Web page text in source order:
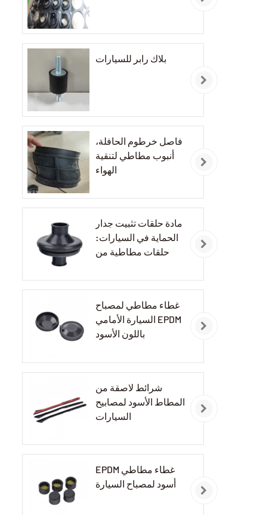
بلاك رابر للسيارات
فاصل خرطوم الحافلة،
أنبوب مطاطي لتنقية
الهواء
مادة حلقات تثبيت جدار
الحماية في السيارات:
حلقات مطاطية من
غطاء مطاطي لمصباح
السيارة الأمامي EPDM
باللون الأسود
شرائط لاصقة من
المطاط الأسود لمصابيح
السيارات
EPDM غطاء مطاطي
أسود لمصباح السيارة